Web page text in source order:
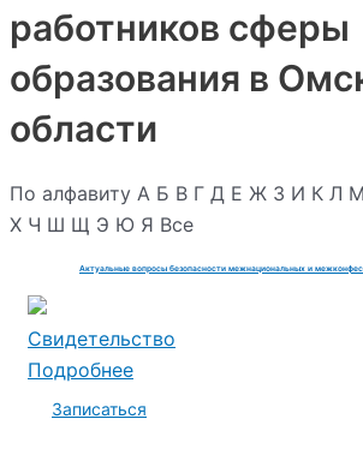
работников сферы
образования в
области
По алфавиту А Б В Г Д Е Ж З И К Л М
Х Ч Ш Щ Э Ю Я Все
Актуальные вопросы безопасности межнациональных и
Свидетельство
Подробнее
Записаться